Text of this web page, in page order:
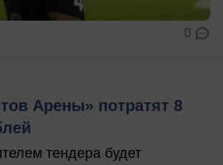
0
Арены» потратят 8
тендера будет